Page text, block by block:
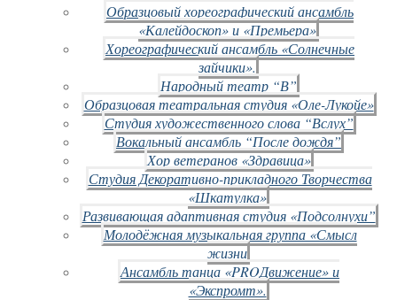
Образцовый хореографический ансамбль
«Калейдоскоп» и «Премьера»
Хореографический ансамбль «Солнечные
зайчики».
Народный театр “В”
Образцовая театральная студия «Оле-Лукойе»
Студия художественного слова “Вслух”
Вокальный ансамбль “После дождя”
Хор ветеранов «Здравица»
Студия Декоративно-прикладного Творчества
«Шкатулка»
Развивающая адаптивная студия «Подсолнухи”
Молодёжная музыкальная группа «Смысл
жизни
Ансамбль танца «PROДвижение» и
«Экспромт».